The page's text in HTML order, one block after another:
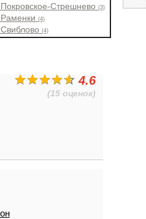
Стрешнево(3)
Раменки(4)
(4)
4.6
(15 оценок)